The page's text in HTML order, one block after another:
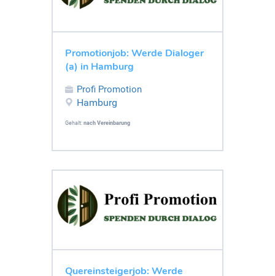
Promotionjob: Werde Dialoger
(a) in Hamburg
Profi Promotion
Hamburg
Gehalt: nach Vereinbarung
Quereinsteigerjob: Werde